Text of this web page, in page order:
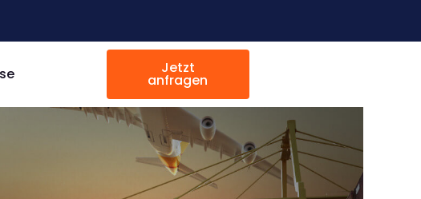
Jetzt
anfragen